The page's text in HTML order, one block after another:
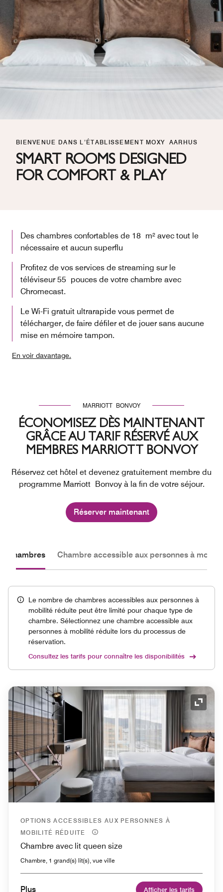
BIENVENUE DANS L’ÉTABLISSEMENT MOXY AARHUS
SMART ROOMS DESIGNED
FOR COMFORT & PLAY
Des chambres confortables de 18 m² avec tout le
nécessaire et aucun superflu
Profitez de vos services de streaming sur le
téléviseur 55 pouces de votre chambre avec
Chromecast.
Le Wi-Fi gratuit ultrarapide vous permet de
télécharger, de faire défiler et de jouer sans aucune
mise en mémoire tampon.
En voir davantage.
MARRIOTT BONVOY
ÉCONOMISEZ DÈS MAINTENANT
GRÂCE AU TARIF RÉSERVÉ AUX
MEMBRES MARRIOTT BONVOY
Réservez cet hôtel et devenez gratuitement membre du
programme Marriott Bonvoy à la fin de votre séjour.
Réserver maintenant
chambres Chambre accessible aux personnes à
Le nombre de chambres accessibles aux personnes à
mobilité réduite peut être limité pour chaque type de
chambre. Sélectionnez une chambre accessible aux
personnes à mobilité réduite lors du processus de
réservation.
Consultez les tarifs pour connaître les disponibilités
Icône
OPTIONS ACCESSIBLES AUX PERSONNES À
MOBILITÉ RÉDUITE
Chambre avec lit queen size
Chambre, 1 grand(s) lit(s), vue ville
Plus Afficher les tarifs